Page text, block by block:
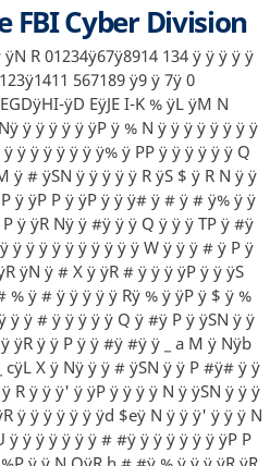
FBI Cyber Division
R 01234ÿ67ÿ8914 134 ÿ ÿ ÿ ÿ ÿ
567189 ÿ9 ÿ 7ÿ 0
ÿD EÿJE I-K % ÿL ÿM N
ÿ ÿ ÿ ÿ ÿ ÿP ÿ % N ÿ ÿ ÿ ÿ ÿ ÿ ÿ ÿ
ÿ ÿ ÿ ÿ ÿ ÿ ÿ% ÿ PP ÿ ÿ ÿ ÿ ÿ ÿ Q
ÿ # ÿSN ÿ ÿ ÿ ÿ ÿ R ÿS $ ÿ R N ÿ ÿ
ÿ ÿP P ÿ ÿP ÿ ÿ ÿ# ÿ # ÿ # ÿ% ÿ ÿ
ÿ ÿR Nÿ ÿ #ÿ ÿ ÿ Q ÿ ÿ ÿ TP ÿ #ÿ
ÿ ÿ ÿ ÿ ÿ ÿ ÿ ÿ ÿ ÿ W ÿ ÿ ÿ # ÿ P ÿ
ÿN ÿ # X ÿ ÿR # ÿ ÿ ÿ ÿP ÿ ÿ ÿS
ÿ # ÿ ÿ ÿ ÿ ÿ Rÿ % ÿ ÿP ÿ $ ÿ %
ÿ ÿ # ÿ ÿ ÿ ÿ ÿ Q ÿ #ÿ P ÿ ÿSN ÿ ÿ
ÿR ÿ ÿ P ÿ ÿ #ÿ #ÿ ÿ _ a M ÿ Nÿb
cÿL X ÿ Nÿ ÿ ÿ # ÿSN ÿ ÿ P #ÿ# ÿ ÿ
R ÿ ÿ ÿ' ÿ ÿP ÿ ÿ ÿ ÿ N ÿ ÿSN ÿ ÿ ÿ
ÿ ÿ ÿ ÿ ÿ ÿ ÿd $eÿ N ÿ ÿ ÿ' ÿ ÿ ÿ N
ÿ ÿ ÿ ÿ ÿ ÿ ÿ # #ÿ ÿ ÿ ÿ ÿ ÿ ÿ ÿP P